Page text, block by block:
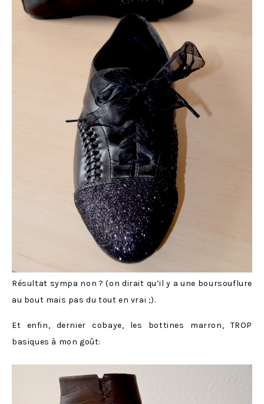
Résultat sympa non ? (on dirait qu’il y a une boursouflure
au bout mais pas du tout en vrai ;).
Et enfin, dernier cobaye, les bottines marron, TROP
basiques à mon goût: